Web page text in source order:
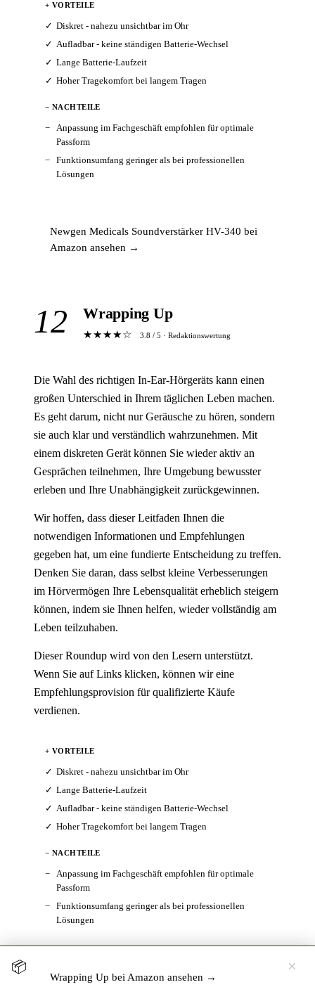
+ VORTEILE
Diskret - nahezu unsichtbar im Ohr
Aufladbar - keine ständigen Batterie-Wechsel
Lange Batterie-Laufzeit
Hoher Tragekomfort bei langem Tragen
− NACHTEILE
Anpassung im Fachgeschäft empfohlen für optimale
Passform
Funktionsumfang geringer als bei professionellen
Lösungen
Newgen Medicals Soundverstärker HV-340 bei
Amazon ansehen →
12 Wrapping Up
★★★★☆ 3.8 / 5 · Redaktionswertung
Die Wahl des richtigen In-Ear-Hörgeräts kann einen
großen Unterschied in Ihrem täglichen Leben machen.
Es geht darum, nicht nur Geräusche zu hören, sondern
sie auch klar und verständlich wahrzunehmen. Mit
einem diskreten Gerät können Sie wieder aktiv an
Gesprächen teilnehmen, Ihre Umgebung bewusster
erleben und Ihre Unabhängigkeit zurückgewinnen.
Wir hoffen, dass dieser Leitfaden Ihnen die
notwendigen Informationen und Empfehlungen
gegeben hat, um eine fundierte Entscheidung zu treffen.
Denken Sie daran, dass selbst kleine Verbesserungen
im Hörvermögen Ihre Lebensqualität erheblich steigern
können, indem sie Ihnen helfen, wieder vollständig am
Leben teilzuhaben.
Dieser Roundup wird von den Lesern unterstützt.
Wenn Sie auf Links klicken, können wir eine
Empfehlungsprovision für qualifizierte Käufe
verdienen.
+ VORTEILE
Diskret - nahezu unsichtbar im Ohr
Lange Batterie-Laufzeit
Aufladbar - keine ständigen Batterie-Wechsel
Hoher Tragekomfort bei langem Tragen
− NACHTEILE
Anpassung im Fachgeschäft empfohlen für optimale
Passform
Funktionsumfang geringer als bei professionellen
Lösungen
Wrapping Up bei Amazon ansehen →
📦 ×